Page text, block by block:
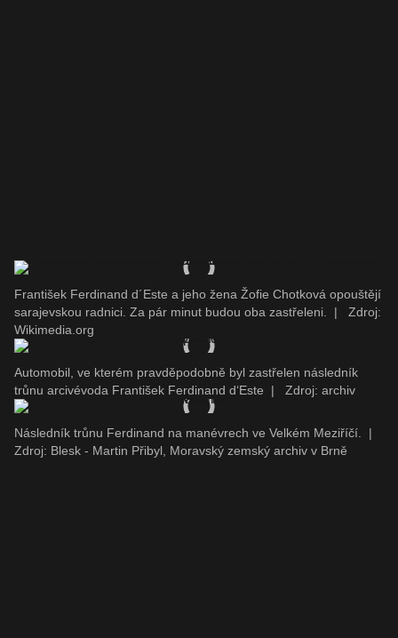
František Ferdinand d´Este a jeho žena Žofie Chotková opouštějí
sarajevskou radnici. Za pár minut budou oba zastřeleni.
|
Zdroj:
Wikimedia.org
Automobil, ve kterém pravděpodobně byl zastřelen následník
trůnu arcivévoda František Ferdinand d‘Este
| Zdroj: archiv
Následník trůnu Ferdinand na manévrech ve Velkém Meziříčí.
|
Zdroj: Blesk - Martin Přibyl, Moravský zemský archiv v Brně